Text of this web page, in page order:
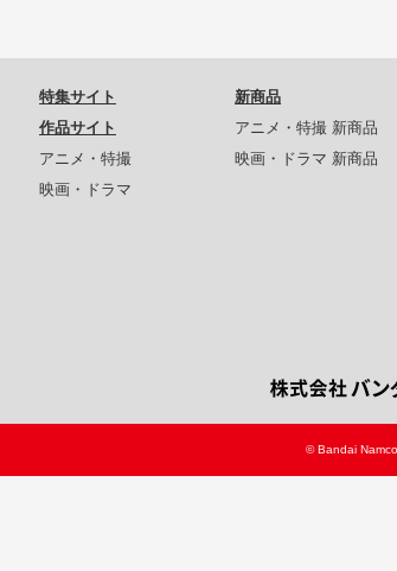
特集サイト
作品サイト
アニメ・特撮
映画・ドラマ
新商品
アニメ・特撮 新商品
映画・ドラマ 新商品
© Bandai